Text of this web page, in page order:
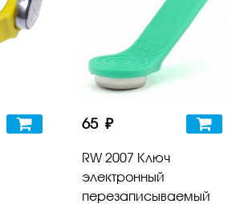
65 ₽
RW 2007 Ключ
электронный
перезаписываемый